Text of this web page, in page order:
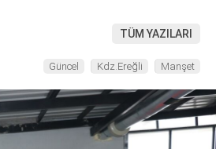
TÜM YAZILARI
Güncel Kdz.Ereğli Manşet